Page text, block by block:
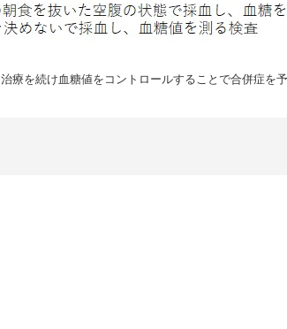
治療を続け血糖値をコントロールすることで合併症を